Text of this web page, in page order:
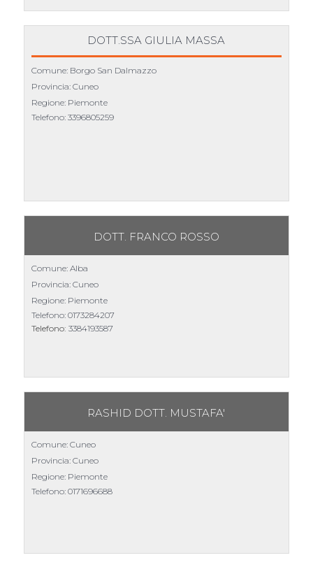
DOTT.SSA GIULIA MASSA
Comune: Borgo San Dalmazzo
Provincia: Cuneo
Regione: Piemonte
Telefono: 3396805259
DOTT. FRANCO ROSSO
Comune: Alba
Provincia: Cuneo
Regione: Piemonte
Telefono: 0173284207
Telefono: 3384193587
RASHID DOTT. MUSTAFA'
Comune: Cuneo
Provincia: Cuneo
Regione: Piemonte
Telefono: 0171696688